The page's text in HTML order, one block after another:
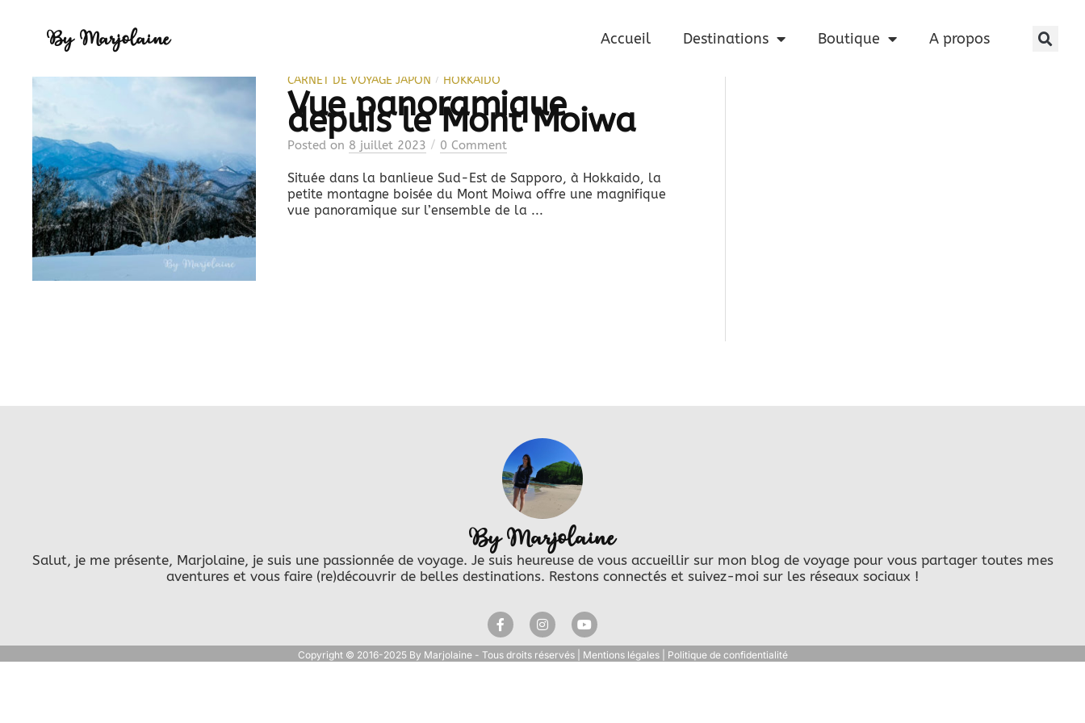
By Marjolaine Accueil Destinations Boutique A propos
CARNET DE VOYAGE JAPON / HOKKAIDO
Vue panoramique
depuis le Mont Moiwa
Posted on 8 juillet 2023 / 0 Comment
Située dans la banlieue Sud-Est de Sapporo, à Hokkaido, la
petite montagne boisée du Mont Moiwa offre une magnifique
vue panoramique sur l’ensemble de la ...
By Marjolaine
Salut, je me présente, Marjolaine, je suis une passionnée de voyage. Je suis heureuse de vous accueillir sur mon blog de voyage pour vous partager toutes mes
aventures et vous faire (re)découvrir de belles destinations. Restons connectés et suivez-moi sur les réseaux sociaux !
Copyright © 2016-2025 By Marjolaine - Tous droits réservés | Mentions légales | Politique de confidentialité